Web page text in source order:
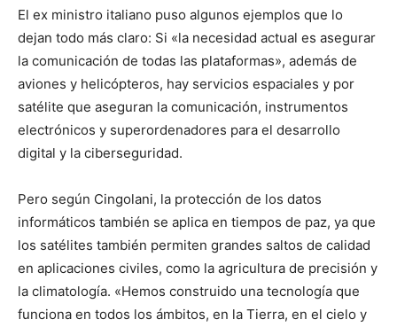
El ex ministro italiano puso algunos ejemplos que lo
dejan todo más claro: Si «la necesidad actual es asegurar
la comunicación de todas las plataformas», además de
aviones y helicópteros, hay servicios espaciales y por
satélite que aseguran la comunicación, instrumentos
electrónicos y superordenadores para el desarrollo
digital y la ciberseguridad.
Pero según Cingolani, la protección de los datos
informáticos también se aplica en tiempos de paz, ya que
los satélites también permiten grandes saltos de calidad
en aplicaciones civiles, como la agricultura de precisión y
la climatología. «Hemos construido una tecnología que
funciona en todos los ámbitos, en la Tierra, en el cielo y